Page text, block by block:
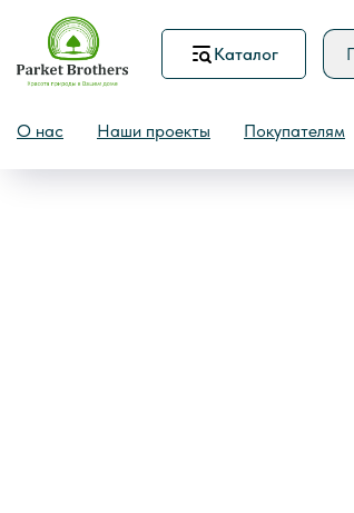
Каталог
О нас Наши проекты Покупателям